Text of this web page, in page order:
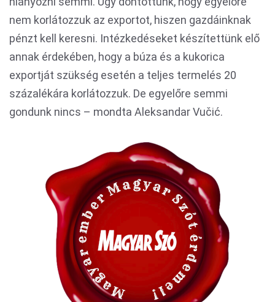
nem korlátozzuk az exportot, hiszen gazdáinknak
pénzt kell keresni. Intézkedéseket készítettünk elő
annak érdekében, hogy a búza és a kukorica
exportját szükség esetén a teljes termelés 20
százalékára korlátozzuk. De egyelőre semmi
gondunk nincs – mondta Aleksandar Vučić.